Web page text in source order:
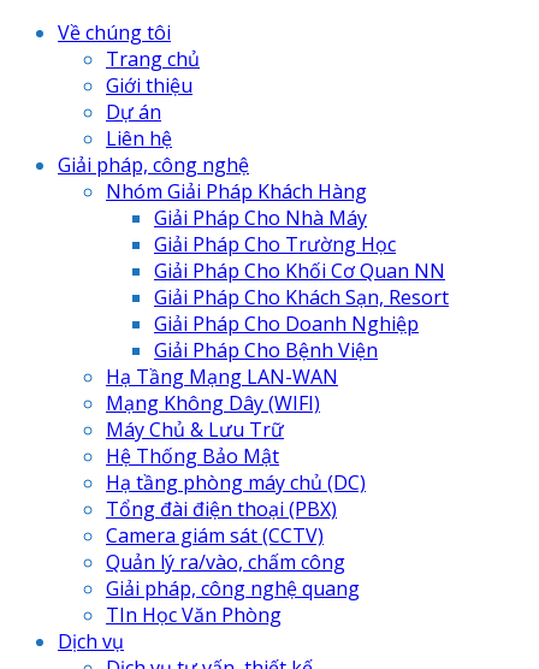
Về chúng tôi
Trang chủ
Giới thiệu
Dự án
Liên hệ
Giải pháp, công nghệ
Nhóm Giải Pháp Khách Hàng
Giải Pháp Cho Nhà Máy
Giải Pháp Cho Trường Học
Giải Pháp Cho Khối Cơ Quan NN
Giải Pháp Cho Khách Sạn, Resort
Giải Pháp Cho Doanh Nghiệp
Giải Pháp Cho Bệnh Viện
Hạ Tầng Mạng LAN-WAN
Mạng Không Dây (WIFI)
Máy Chủ & Lưu Trữ
Hệ Thống Bảo Mật
Hạ tầng phòng máy chủ (DC)
Tổng đài điện thoại (PBX)
Camera giám sát (CCTV)
Quản lý ra/vào, chấm công
Giải pháp, công nghệ quang
TIn Học Văn Phòng
Dịch vụ